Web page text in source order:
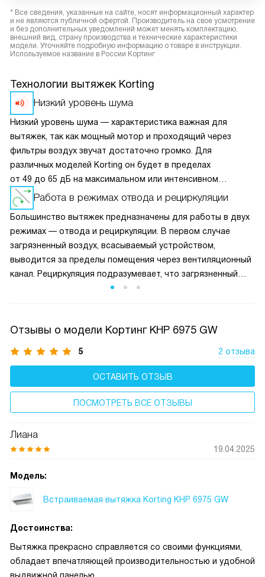
* Все сведения, указанные на сайте, носят информационный характер
и не являются публичной офертой. Производитель на свое усмотрение
и без дополнительных уведомлений может менять комплектацию,
внешний вид, страну производства и технические характеристики
модели. Уточняйте подробную информацию о товаре в инструкции.
Используемое название в России Кортинг
Технологии вытяжек Korting
Низкий уровень шума
Низкий уровень шума — характеристика важная для
вытяжек, так как мощный мотор и проходящий через
фильтры воздух звучат достаточно громко. Для
различных моделей Korting он будет в пределах
от 49 до 65 дБ на максимальном или интенсивном
режимах. Для сравнения: 45 дБ — это обычный разговор,
50 дБ — громкий разговор.
Работа в режимах отвода и рециркуляции
Большинство вытяжек предназначены для работы в двух
режимах — отвода и рециркуляции. В первом случае
загрязненный воздух, всасываемый устройством,
выводится за пределы помещения через вентиляционный
канал. Рециркуляция подразумевает, что загрязненный
сажей, пылью и жиром воздух очищается при помощи
Отзывы о модели Кортинг KHP 6975 GW
5 2 отзыва
ОСТАВИТЬ ОТЗЫВ
ПОСМОТРЕТЬ ВСЕ ОТЗЫВЫ
Лиана
19.04.2025
Модель:
Встраиваемая вытяжка Korting KHP 6975 GW
Достоинства:
Вытяжка прекрасно справляется со своими функциями,
обладает впечатляющей производительностью и удобной